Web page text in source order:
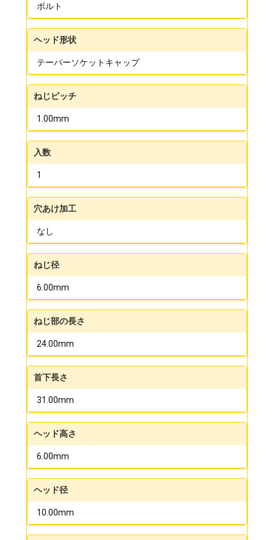
ボルト
ヘッド形状
テーパーソケットキャップ
ねじピッチ
1.00mm
入数
1
穴あけ加工
なし
ねじ径
6.00mm
ねじ部の長さ
24.00mm
首下長さ
31.00mm
ヘッド高さ
6.00mm
ヘッド径
10.00mm